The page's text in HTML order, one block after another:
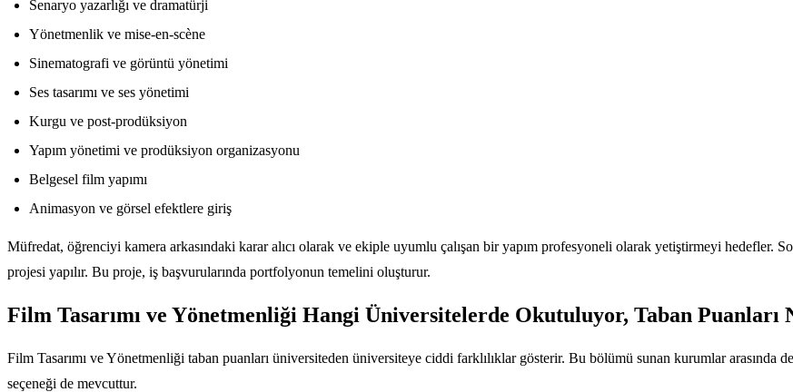
Senaryo yazarlığı ve dramatürji
Yönetmenlik ve mise-en-scène
Sinematografi ve görüntü yönetimi
Ses tasarımı ve ses yönetimi
Kurgu ve post-prodüksiyon
Yapım yönetimi ve prodüksiyon organizasyonu
Belgesel film yapımı
Animasyon ve görsel efektlere giriş
Müfredat, öğrenciyi kamera arkasındaki karar alıcı olarak ve ekiple uyumlu çalışan bir yapım profesyoneli olarak yetiştirmeyi hedefler.
projesi yapılır. Bu proje, iş başvurularında portfolyonun temelini oluşturur.
Film Tasarımı ve Yönetmenliği Hangi Üniversitelerde Okutuluyor, Taban Puanları
Film Tasarımı ve Yönetmenliği taban puanları üniversiteden üniversiteye ciddi farklılıklar gösterir. Bu bölümü sunan kurumlar
seçeneği de mevcuttur.